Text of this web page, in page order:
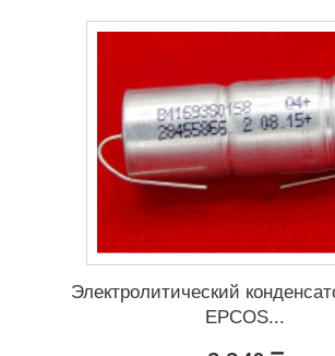
Электролитический
EPCOS...